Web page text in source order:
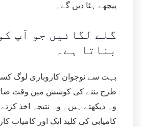
پیچھے ہٹا دیں گے۔
گلے لگائیں جو آپ
بناتا ہے۔
بہت سے نوجوان کاروباری لوگ
طرح بننے کی کوشش میں وقت
وہ دیکھتے ہیں۔ وہ نتیجہ اخذ
کامیابی کی کلید ایک اور کامیاب